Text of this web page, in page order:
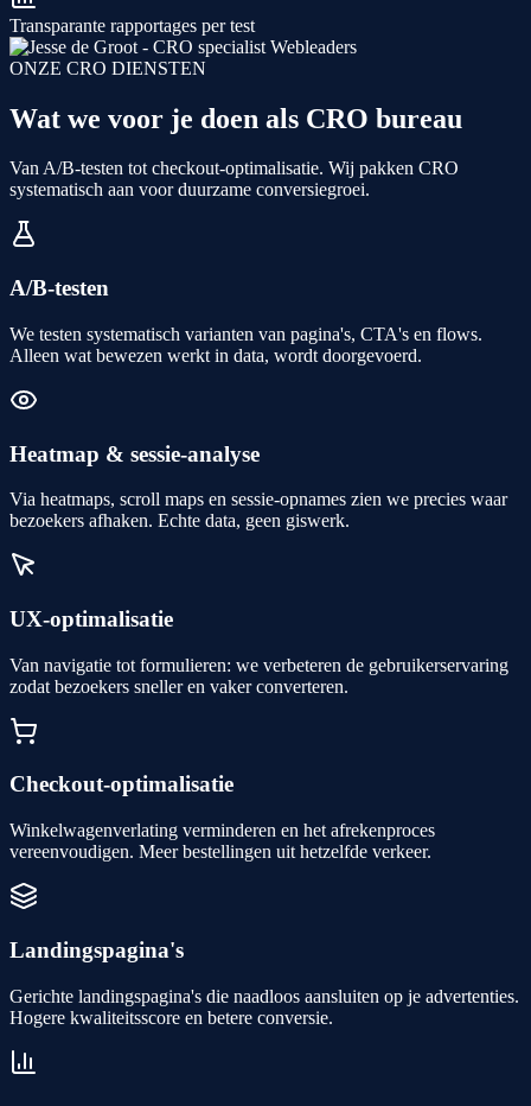
Transparante rapportages per test
ONZE CRO DIENSTEN
Wat we voor je doen als CRO bureau
Van A/B-testen tot checkout-optimalisatie. Wij pakken CRO
systematisch aan voor duurzame conversiegroei.
A/B-testen
We testen systematisch varianten van pagina's, CTA's en flows.
Alleen wat bewezen werkt in data, wordt doorgevoerd.
Heatmap & sessie-analyse
Via heatmaps, scroll maps en sessie-opnames zien we precies waar
bezoekers afhaken. Echte data, geen giswerk.
UX-optimalisatie
Van navigatie tot formulieren: we verbeteren de gebruikerservaring
zodat bezoekers sneller en vaker converteren.
Checkout-optimalisatie
Winkelwagenverlating verminderen en het afrekenproces
vereenvoudigen. Meer bestellingen uit hetzelfde verkeer.
Landingspagina's
Gerichte landingspagina's die naadloos aansluiten op je advertenties.
Hogere kwaliteitsscore en betere conversie.